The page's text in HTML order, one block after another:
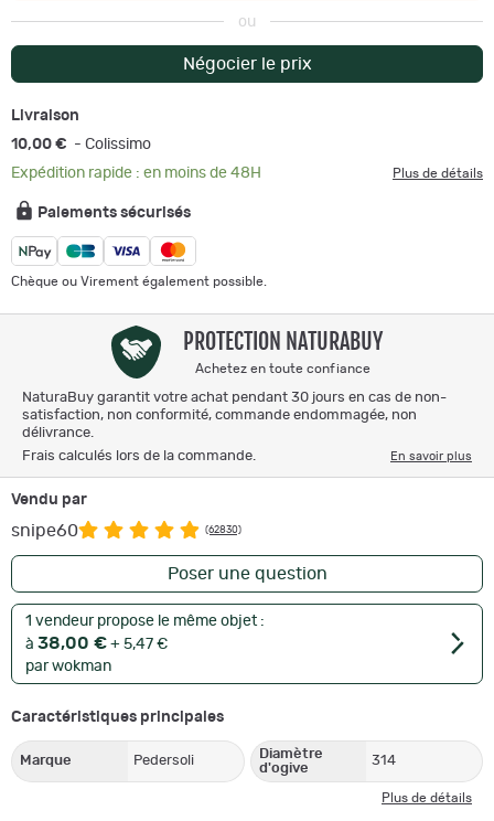
ou
Négocier le prix
Livraison
10,00 € - Colissimo
Expédition rapide : en moins de 48H
Plus de détails
Paiements sécurisés
Chèque ou Virement également possible.
PROTECTION NATURABUY
Achetez en toute confiance
NaturaBuy garantit votre achat pendant 30 jours en cas de non-
satisfaction, non conformité, commande endommagée, non
délivrance.
Frais calculés lors de la commande.
En savoir plus
Vendu par
snipe60 (62830)
Poser une question
1 vendeur propose le même objet :
à 38,00 € + 5,47 €
par wokman
Caractéristiques principales
Marque Pedersoli
Diamètre
d'ogive
314
Plus de détails